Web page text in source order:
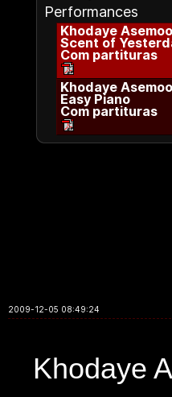
Performances
Khodaye
Scent of
Com partituras
Khodaye
Easy Piano
Com partituras
2009-12-05 08:49:24
Khodaye